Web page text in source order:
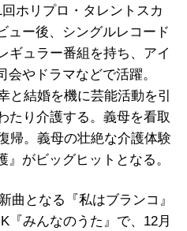
ホリプロ・タレントスカ
ュー後、シングルレコード
ギュラー番組を持ち、アイ
会やドラマなどで活躍。
と結婚を機に芸能活動を引
たり介護する。義母を看取
帰。義母の壮絶な介護体験
がビッグヒットとなる。
曲となる『私はブランコ』
『みんなのうた』で、12月